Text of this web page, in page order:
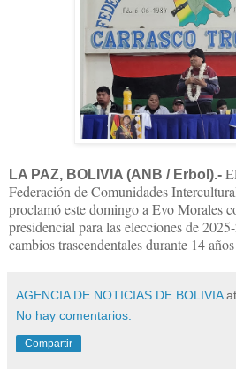
LA PAZ, BOLIVIA (ANB / Erbol).-
Federación de Comunidades
proclamó este domingo a Evo Morales
presidencial para las elecciones de
cambios trascendentales durante 14
AGENCIA DE NOTICIAS DE BOLIVIA at
No hay comentarios:
Compartir